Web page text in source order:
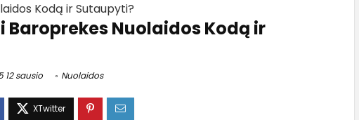
Kodą ir Sutaupyti?
Baroprekes Nuolaidos Kodą ir
12 sausio Nuolaidos